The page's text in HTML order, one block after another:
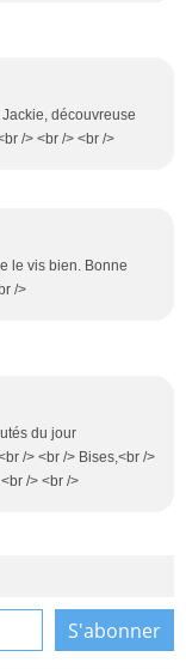
découvreuse
/> <br /> <br />
le vis bien. Bonne
/>
du jour
/> <br /> Bises,<br />
/> <br />